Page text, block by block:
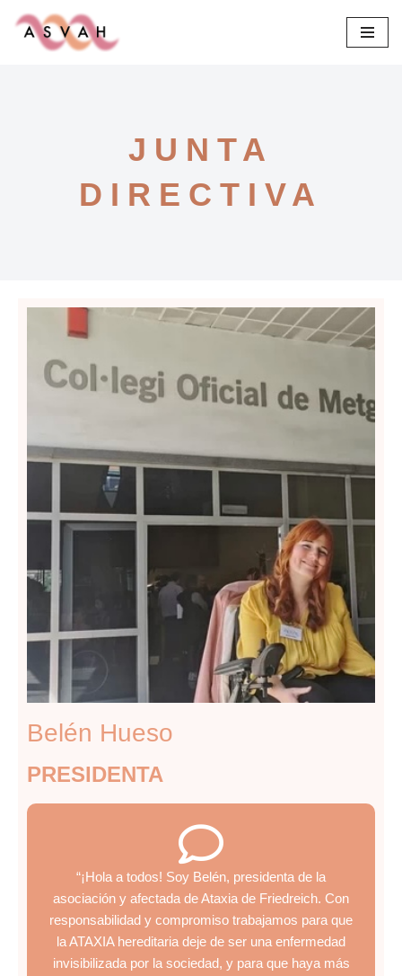
Saltar
JUNTA
DIRECTIVA
Belén Hueso
PRESIDENTA
“¡Hola a todos! Soy Belén, presidenta de la
asociación y afectada de Ataxia de Friedreich. Con
responsabilidad y compromiso trabajamos para que
la ATAXIA hereditaria deje de ser una enfermedad
invisibilizada por la sociedad, y para que haya más